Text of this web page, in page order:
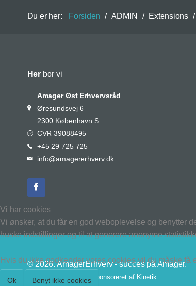
Du er her: Forsiden / ADMIN / Extensions /
Her bor vi
Amager Øst Erhvervsråd
Øresundsvej 6
2300 København S
CVR 39088495
+45 29 725 725
info@amagererhverv.dk
© 2026. AmagerErhverv - succes på Amager.
Denne hjemmeside er sponsoreret af Kinetik
Vi har cookies
Vi ønsker, at du får en god weboplevelse og benytter
huske indstillinger og til at generere anonyme
Hvis du ikke godkender vores cookies vil du måske
Ok Benyt ikke cookies